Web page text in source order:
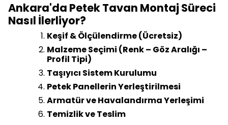
Ankara'da Petek Tavan Montaj Süreci
Nasıl İlerliyor?
Keşif & Ölçülendirme (Ücretsiz)
Malzeme Seçimi (Renk – Göz Aralığı –
Profil Tipi)
Taşıyıcı Sistem Kurulumu
Petek Panellerin Yerleştirilmesi
Armatür ve Havalandırma Yerleşimi
Temizlik ve Teslim